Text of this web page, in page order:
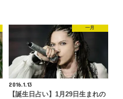
一月
2016.1.13
【誕生日占い】1月29日生まれの